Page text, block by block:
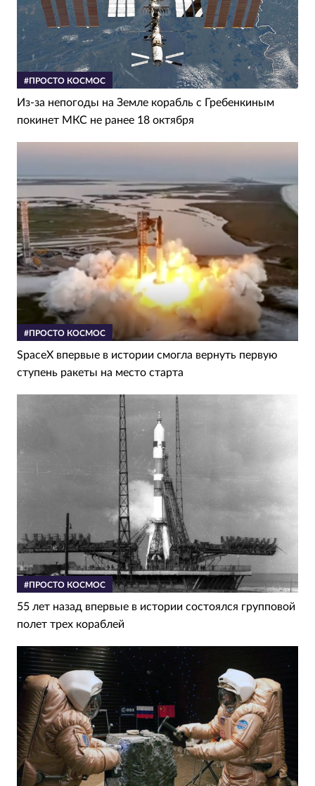
#ПРОСТО КОСМОС
Из-за непогоды на Земле корабль с Гребенкиным
покинет МКС не ранее 18 октября
#ПРОСТО КОСМОС
SpaceX впервые в истории смогла вернуть первую
ступень ракеты на место старта
#ПРОСТО КОСМОС
55 лет назад впервые в истории состоялся групповой
полет трех кораблей